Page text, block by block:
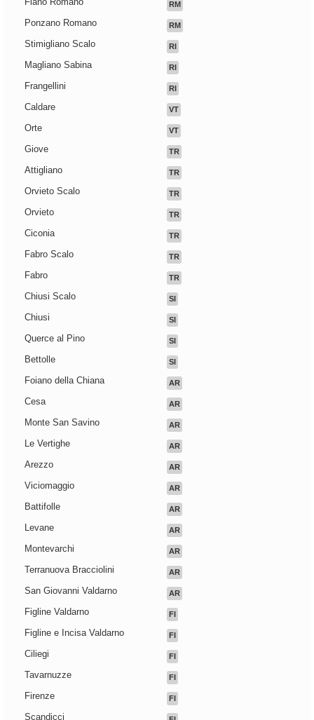
RM
Ponzano Romano RM
Stimigliano Scalo RI
Magliano Sabina RI
Frangellini RI
Caldare VT
Orte VT
Giove TR
Attigliano TR
Orvieto Scalo TR
Orvieto TR
Ciconia TR
Fabro Scalo TR
Fabro TR
Chiusi Scalo SI
Chiusi SI
Querce al Pino SI
Bettolle SI
Foiano della Chiana AR
Cesa AR
Monte San Savino AR
Le Vertighe AR
Arezzo AR
Viciomaggio AR
Battifolle AR
Levane AR
Montevarchi AR
Terranuova Bracciolini AR
San Giovanni Valdarno AR
Figline Valdarno FI
Figline e Incisa Valdarno FI
Ciliegi FI
Tavarnuzze FI
Firenze FI
Scandicci